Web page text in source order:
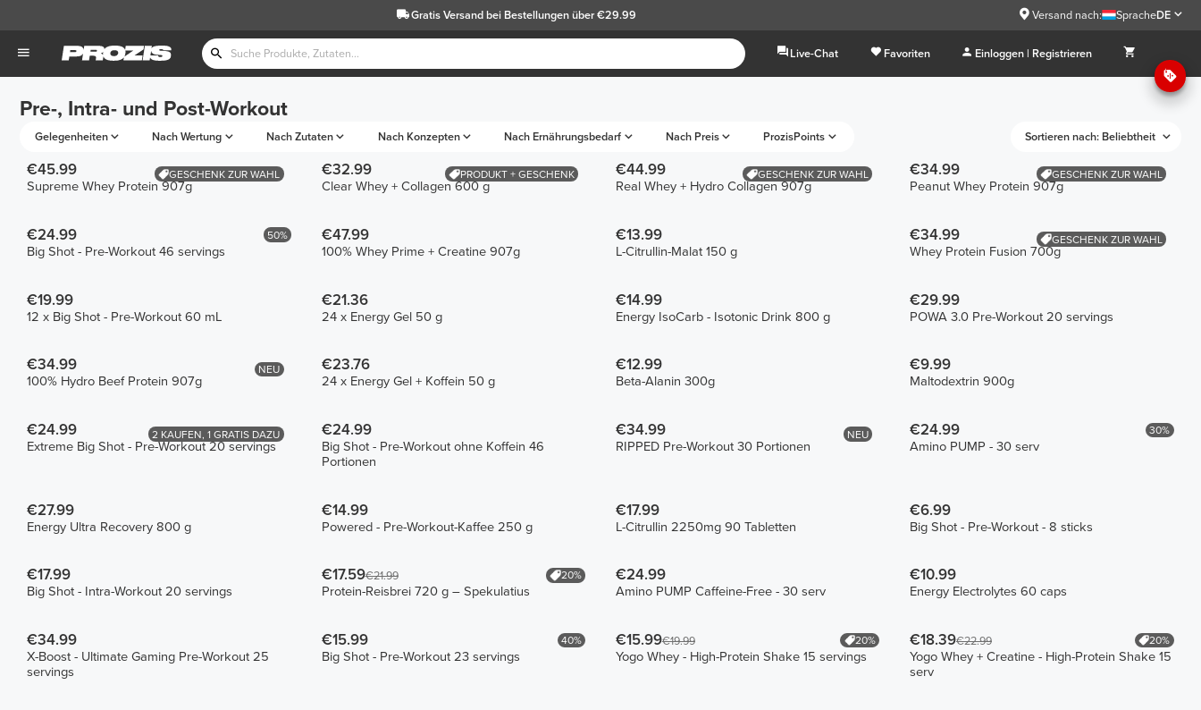
Gratis Versandbei Bestellungen über €29.99 Versand nach: SpracheDE
Live-Chat Favoriten Einloggen | Registrieren
Pre-, Intra- und Post-Workout
Gelegenheiten Nach Wertung Nach Zutaten Nach Konzepten Nach Ernährungsbedarf Nach Preis ProzisPoints Sortieren nach: Beliebtheit
GESCHENK ZUR WAHL
€45.99
Supreme Whey Protein 907g
PRODUKT + GESCHENK
€32.99
Clear Whey + Collagen 600 g
GESCHENK ZUR WAHL
€44.99
Real Whey + Hydro Collagen 907g
GESCHENK ZUR WAHL
€34.99
Peanut Whey Protein 907g
€24.99 50%
Big Shot - Pre-Workout 46 servings
€47.99
100% Whey Prime + Creatine 907g
€13.99
L-Citrullin-Malat 150 g
GESCHENK ZUR WAHL
€34.99
Whey Protein Fusion 700g
€19.99
12 x Big Shot - Pre-Workout 60 mL
€21.36
24 x Energy Gel 50 g
€14.99
Energy IsoCarb - Isotonic Drink 800 g
€29.99
POWA 3.0 Pre-Workout 20 servings
NEU
€34.99
100% Hydro Beef Protein 907g
€23.76
24 x Energy Gel + Koffein 50 g
€12.99
Beta-Alanin 300g
€9.99
Maltodextrin 900g
2 KAUFEN, 1 GRATIS DAZU
€24.99
Extreme Big Shot - Pre-Workout 20 servings
€24.99
Big Shot - Pre-Workout ohne Koffein 46
Portionen
NEU
€34.99
RIPPED Pre-Workout 30 Portionen
€24.99 30%
Amino PUMP - 30 serv
€27.99
Energy Ultra Recovery 800 g
€14.99
Powered - Pre-Workout-Kaffee 250 g
€17.99
L-Citrullin 2250mg 90 Tabletten
€6.99
Big Shot - Pre-Workout - 8 sticks
€17.99
Big Shot - Intra-Workout 20 servings
€17.59€21.99 20%
Protein-Reisbrei 720 g – Spekulatius
€24.99
Amino PUMP Caffeine-Free - 30 serv
€10.99
Energy Electrolytes 60 caps
€34.99
X-Boost - Ultimate Gaming Pre-Workout 25
servings
€15.99 40%
Big Shot - Pre-Workout 23 servings
€15.99€19.99 20%
Yogo Whey - High-Protein Shake 15 servings
€18.39€22.99 20%
Yogo Whey + Creatine - High-Protein Shake 15
serv